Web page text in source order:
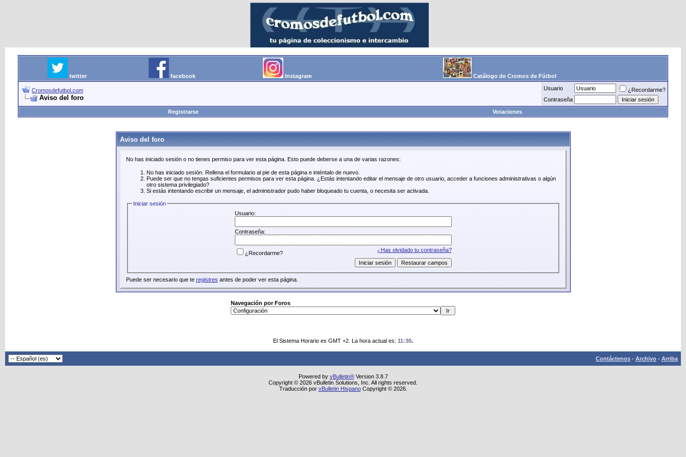
twitter facebook Instagram Catálogo de Cromos de Fútbol
Cromosdefutbol.com
Aviso del foro
Usuario
¿Recordarme?
Contraseña
Registrarse
Votaciones
Aviso del foro
No has iniciado sesión o no tienes permiso para ver esta página. Esto puede deberse a una de varias razones:
No has iniciado sesión. Rellena el formulario al pie de esta página e inténtalo de nuevo.
Puede ser que no tengas suficientes permisos para ver esta página. ¿Estás intentando editar el mensaje de otro usuario, acceder a funciones administrativas o algún
otro sistema privilegiado?
Si estás intentando escribir un mensaje, el administrador pudo haber bloqueado tu cuenta, o necesita ser activada.
Iniciar sesión
Usuario:
Contraseña:
¿Has olvidado tu contraseña?
¿Recordarme?
Puede ser necesario que te registres antes de poder ver esta página.
Navegación por Foros
El Sistema Horario es GMT +2. La hora actual es: 11:30.
Contáctenos - Archivo - Arriba
Powered by vBulletin®Version 3.8.7
Copyright © 2026 vBulletin Solutions, Inc. All rights reserved.
Traducción por vBulletin HispanoCopyright © 2026.